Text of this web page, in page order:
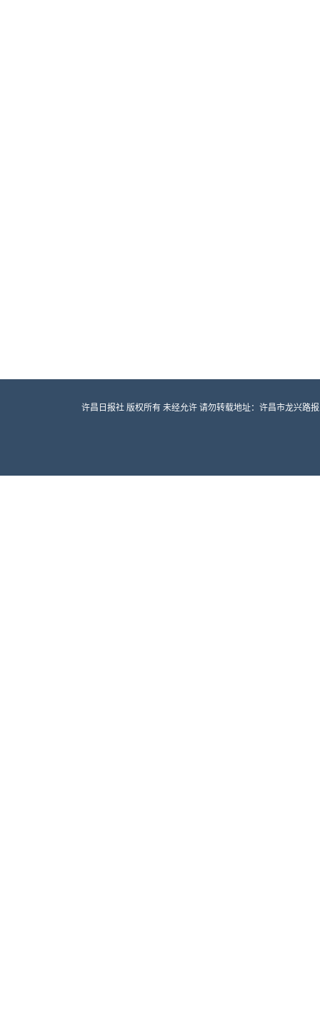
许昌日报社 版权所有 未经允许 请勿转载地址：许昌市龙兴路